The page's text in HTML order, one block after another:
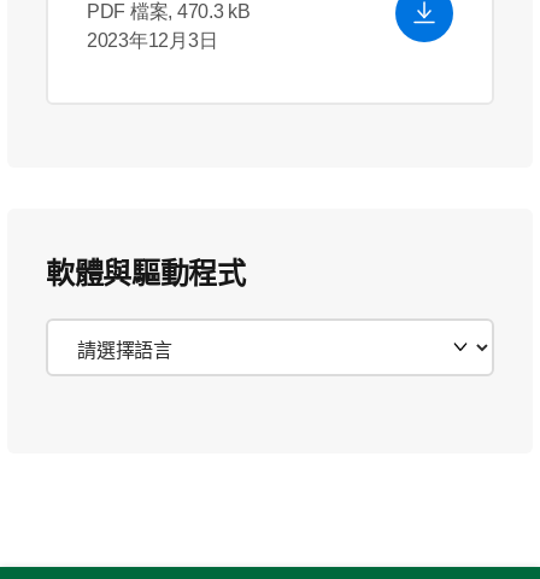
PDF 檔案, 470.3 kB
2023年12月3日
軟體與驅動程式